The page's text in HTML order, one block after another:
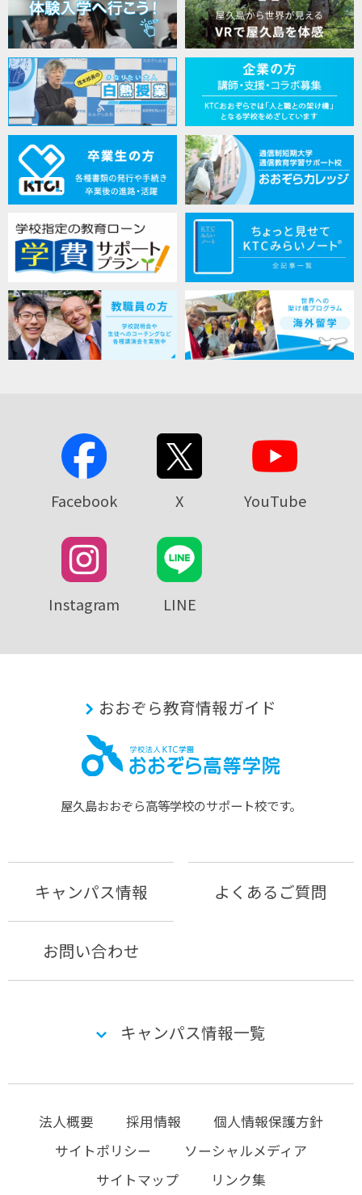
Facebook X YouTube
Instagram LINE
おおぞら教育情報ガイド
屋久島おおぞら⾼等学校のサポート校です。
キャンパス情報 よくあるご質問
お問い合わせ
キャンパス情報一覧
法人概要 採用情報
個人情報保護方針
サイトポリシー
ソーシャルメディア
サイトマップ
リンク集